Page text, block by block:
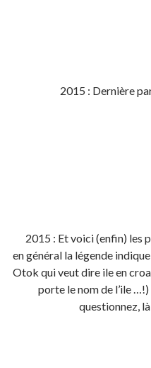
2015 : Dernière
2015 : Et voici (enfin) les
en général la légende
Otok qui veut dire ile en
porte le nom de l’ile
questionnez,